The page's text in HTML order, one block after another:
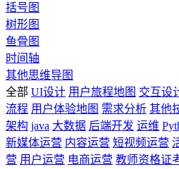
括号图
树形图
鱼骨图
时间轴
其他思维导图
全部 UI设计 用户旅程地图 交互设
流程 用户体验地图 需求分析 其他
架构 java 大数据 后端开发 运维
新媒体运营 内容运营 短视频运营
营 用户运营 电商运营 教师资格证